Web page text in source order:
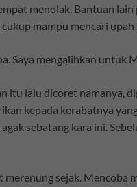
menolak. Bantuan
cukup mampu mencari
Saya mengalihkan untuk
itu lalu dicoret namanya,
kepada kerabatnya
sebatang kara ini.
merenung sejak. Mencoba